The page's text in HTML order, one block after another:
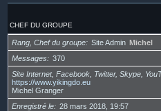
CHEF DU GROUPE
Rang, Chef du groupe Site Admin Michel
Messages
370
Site Internet, Facebook, Twitter, Skype,
https://www.yikingdo.eu
Michel Granger
Enregistré le
28 mars 2018, 19:57